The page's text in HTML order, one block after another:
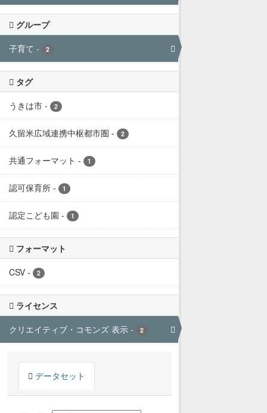
グループ
子育て - 2
タグ
うきは市 - 2
久留米広域連携中枢都市圏 - 2
共通フォーマット - 1
認可保育所 - 1
認定こども園 - 1
フォーマット
CSV - 2
ライセンス
クリエイティブ・コモンズ 表示 - 2
データセット